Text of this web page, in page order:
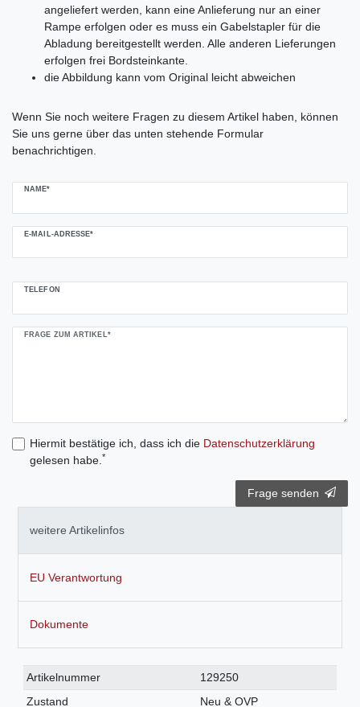
angeliefert werden, kann eine Anlieferung nur an einer
Rampe erfolgen oder es muss ein Gabelstapler für die
Abladung bereitgestellt werden. Alle anderen Lieferungen
erfolgen frei Bordsteinkante.
die Abbildung kann vom Original leicht abweichen
Wenn Sie noch weitere Fragen zu diesem Artikel haben, können
Sie uns gerne über das unten stehende Formular
benachrichtigen.
NAME*
E-MAIL-ADRESSE*
TELEFON
FRAGE ZUM ARTIKEL*
Hiermit bestätige ich, dass ich die Daten­schutz­erklärung
gelesen habe. *
Frage senden
weitere Artikelinfos
EU Verantwortung
Dokumente
Technisches
Merkmal
Wert
Artikelnummer
129250
Zustand
Neu & OVP